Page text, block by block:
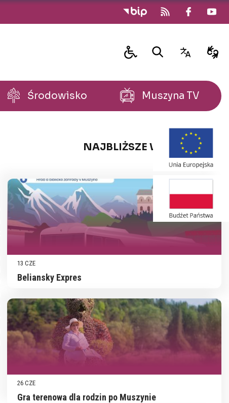
Środowisko Muszyna TV
NAJBLIŻSZE WYDARZENIA
13 CZE
Beliansky Expres
26 CZE
Gra terenowa dla rodzin po Muszynie